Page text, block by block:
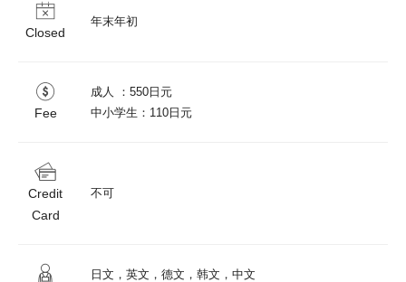
Closed
年末年初
Fee
成人 ：550日元
Credit
Card
不可
日文，英文，德文，韩文，中文